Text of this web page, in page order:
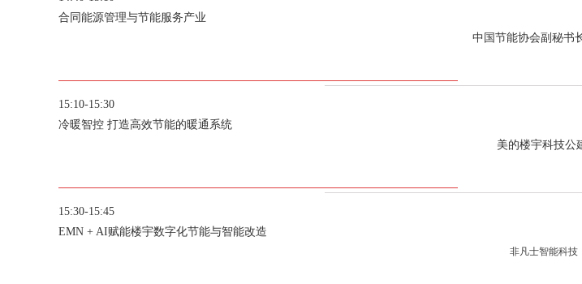
合同能源管理与节能服务产业
中国节能协会副秘书
15:10-15:30
冷暖智控 打造高效节能的暖通系统
美的楼宇科技公
15:30-15:45
EMN + AI赋能楼宇数字化节能与智能改造
非凡士智能科技